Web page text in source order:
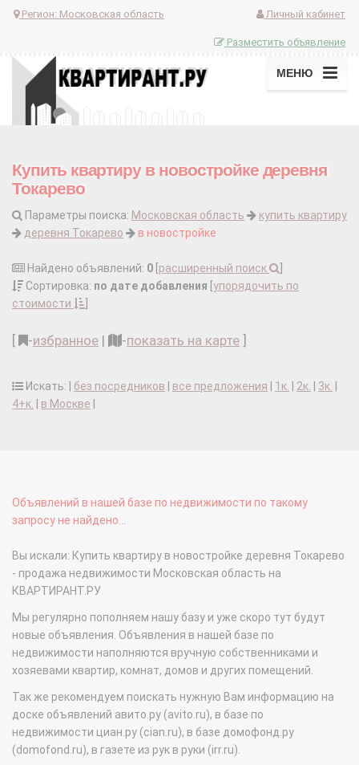
Регион: Московская область Личный кабинет
Разместить объявление
МЕНЮ
Купить квартиру в новостройке деревня
Токарево
Параметры поиска: Московская область
купить квартиру
деревня Токарево
в новостройке
Найдено объявлений: 0 расширенный поиск
Сортировка: по дате добавления упорядочить по
стоимости
-избранное | -показать на карте
Искать: | без посредников все предложения 1к. 2к. 3к.
4+к.
в Москве
Объявлений в нашей базе по недвижимости по такому
запросу не найдено...
Вы искали: Купить квартиру в новостройке деревня Токарево
- продажа недвижимости Московская область на
КВАРТИРАНТ.РУ
Мы регулярно пополняем нашу базу и уже скоро тут будут
новые объявления. Объявления в нашей базе по
недвижимости наполняются вручную собственниками и
хозяевами квартир, комнат, домов и других помещений.
Так же рекомендуем поискать нужную Вам информацию на
доске объявлений авито.ру (avito.ru), в базе по
недвижимости циан.ру (cian.ru), в базе домофонд.ру
(domofond.ru), в газете из рук в руки (irr.ru).